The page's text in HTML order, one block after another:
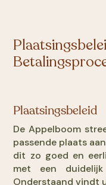
Plaatsingsbeleid
De Appelboom
passende plaats
dit zo goed en
met een duidelijk
Onderstaand vindt